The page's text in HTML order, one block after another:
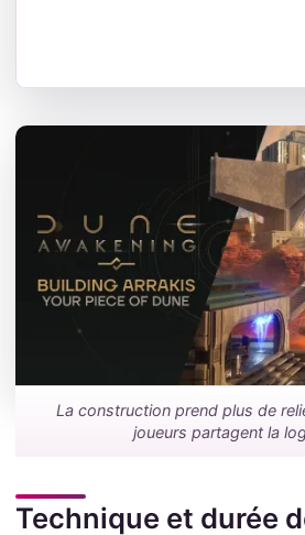
La construction prend plus de
joueurs partagent la
Technique et durée